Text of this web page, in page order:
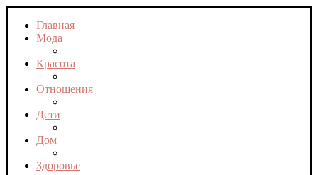
Главная
Мода
Красота
Отношения
Дети
Дом
Здоровье